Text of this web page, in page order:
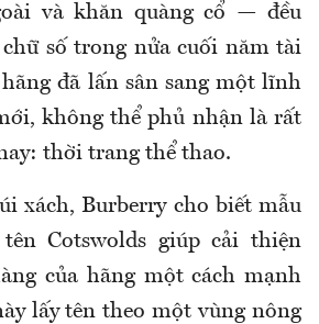
và khăn quàng cổ — đều
số trong nửa cuối năm tài
đã lấn sân sang một lĩnh
không thể phủ nhận là rất
thời trang thể thao.
xách, Burberry cho biết mẫu
Cotswolds giúp cải thiện
của hãng một cách mạnh
lấy tên theo một vùng nông